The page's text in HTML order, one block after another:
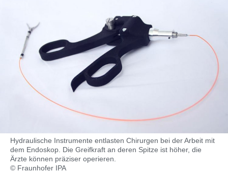
Hydraulische Instrumente entlasten Chirurgen bei der Arbeit mit
dem Endoskop. Die Greifkraft an deren Spitze ist höher, die
Ärzte können präziser operieren.
© Fraunhofer IPA